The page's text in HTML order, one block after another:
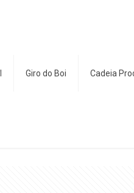
Giro do Boi Cadeia